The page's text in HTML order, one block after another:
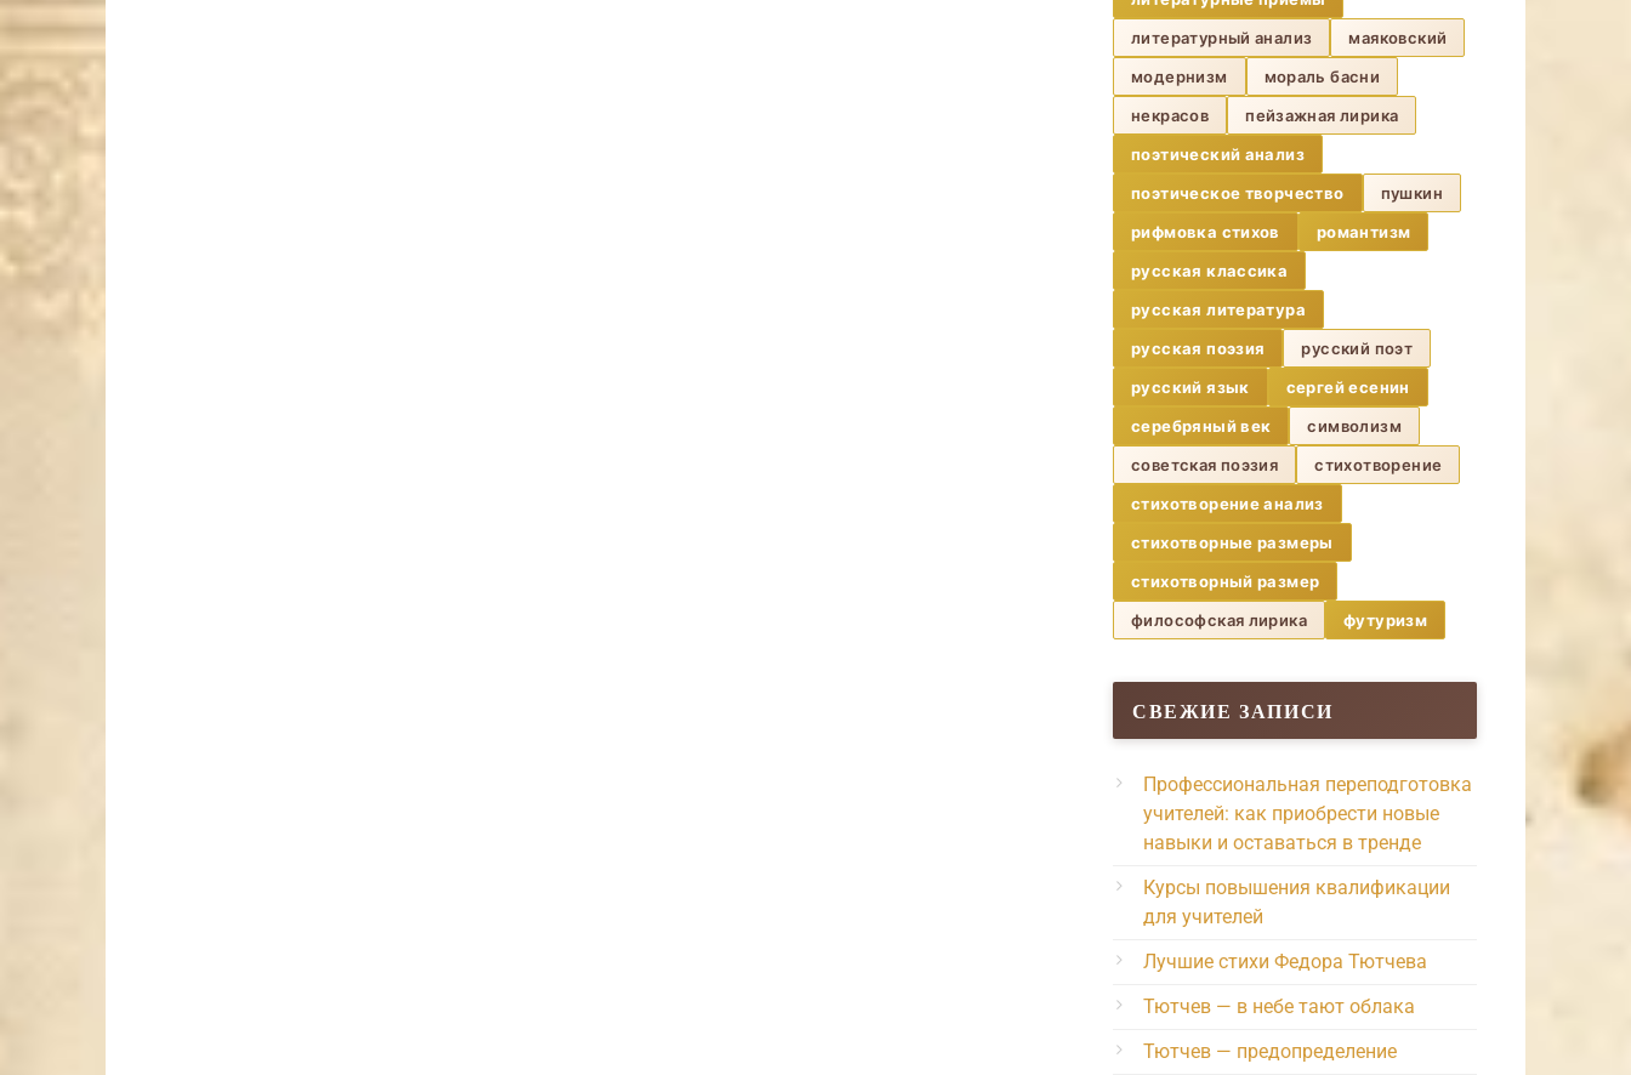
литературный анализ
маяковский
модернизм
мораль басни
некрасов
пейзажная лирика
поэтический анализ
поэтическое творчество
пушкин
рифмовка стихов
романтизм
русская классика
русская литература
русская поэзия
русский поэт
русский язык
сергей есенин
серебряный век
символизм
советская поэзия
стихотворение
стихотворение анализ
стихотворные размеры
стихотворный размер
философская лирика
футуризм
СВЕЖИЕ ЗАПИСИ
Профессиональная переподготовка
учителей: как приобрести новые
навыки и оставаться в тренде
Курсы повышения квалификации
для учителей
Лучшие стихи Федора Тютчева
Тютчев — в небе тают облака
Тютчев — предопределение